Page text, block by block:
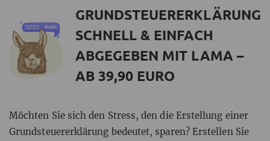
GRUNDSTEUERERKLÄRUNG
SCHNELL & EINFACH
ABGEGEBEN MIT LAMA –
AB 39,90 EURO
Möchten Sie sich den Stress, den die Erstellung einer
Grundsteuererklärung bedeutet, sparen? Erstellen Sie